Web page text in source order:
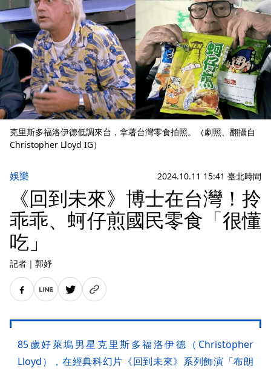
克里斯多福洛伊德低調來台，拿著台灣零食拍照。（劇照、翻攝自
Christopher Lloyd IG）
娛樂 2024.10.11 15:41 臺北時間
《回到未來》博士在台灣！拎
乖乖、蚵仔煎國民零食「很懂
吃」
記者 ｜ 郭妤
85歲好萊塢男星克里斯多福洛伊德（Christopher
Lloyd），在經典科幻片《回到未來》系列飾演「布朗